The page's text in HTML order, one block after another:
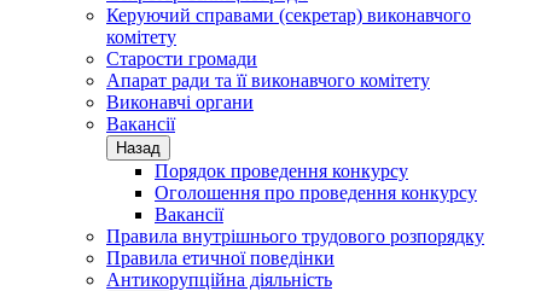
Керуючий справами (секретар) виконавчого
комітету
Старости громади
Апарат ради та її виконавчого комітету
Виконавчі органи
Вакансії
Назад
Порядок проведення конкурсу
Оголошення про проведення конкурсу
Вакансії
Правила внутрішнього трудового розпорядку
Правила етичної поведінки
Антикорупційна діяльність